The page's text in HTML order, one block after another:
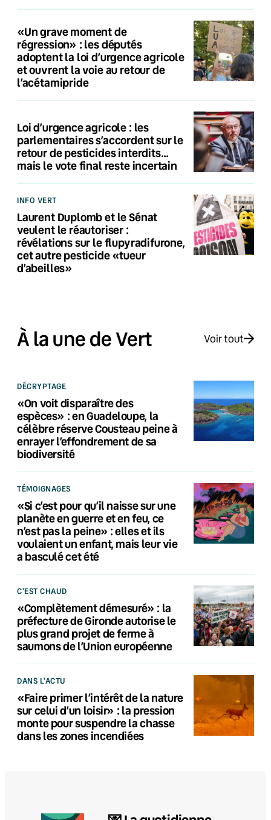
«Un grave moment de
régression» : les députés
adoptent la loi d’urgence agricole
et ouvrent la voie au retour de
l’acétamipride
Loi d’urgence agricole : les
parlementaires s’accordent sur le
retour de pesticides interdits…
mais le vote final reste incertain
INFO VERT
Laurent Duplomb et le Sénat
veulent le réautoriser :
révélations sur le flupyradifurone,
cet autre pesticide «tueur
d’abeilles»
À la une de Vert Voir tout
DÉCRYPTAGE
«On voit disparaître des
espèces» : en Guadeloupe, la
célèbre réserve Cousteau peine à
enrayer l’effondrement de sa
biodiversité
TÉMOIGNAGES
«Si c’est pour qu’il naisse sur une
planète en guerre et en feu, ce
n’est pas la peine» : elles et ils
voulaient un enfant, mais leur vie
a basculé cet été
C'EST CHAUD
«Complètement démesuré» : la
préfecture de Gironde autorise le
plus grand projet de ferme à
saumons de l’Union européenne
DANS L'ACTU
«Faire primer l’intérêt de la nature
sur celui d’un loisir» : la pression
monte pour suspendre la chasse
dans les zones incendiées